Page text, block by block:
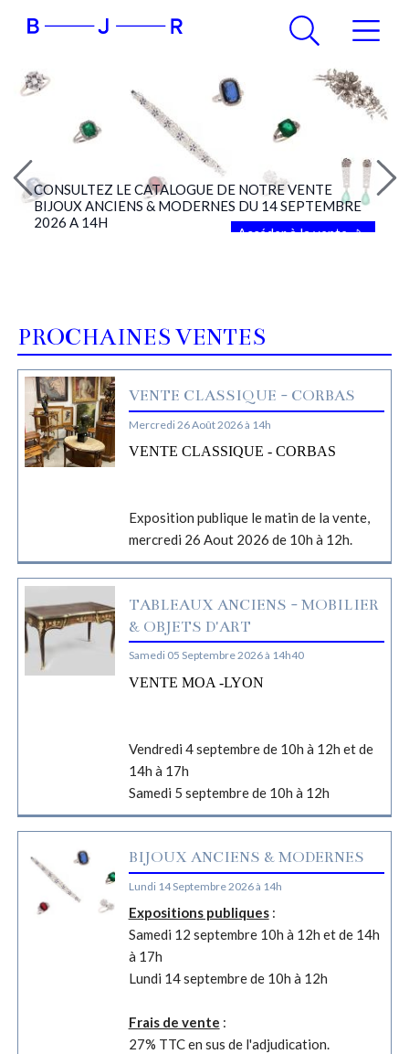
CONSULTEZ LE CATALOGUE DE NOTRE VENTE
BIJOUX ANCIENS & MODERNES DU 14 SEPTEMBRE
2026 A 14H
Accéder à la vente
PROCHAINES VENTES
VENTE CLASSIQUE - CORBAS
Mercredi 26 Août 2026 à 14h
VENTE CLASSIQUE - CORBAS
Exposition publique le matin de la vente,
mercredi 26 Aout 2026 de 10h à 12h.
TABLEAUX ANCIENS - MOBILIER
& OBJETS D'ART
Samedi 05 Septembre 2026 à 14h40
VENTE MOA -LYON
Vendredi 4 septembre de 10h à 12h et de
14h à 17h
Samedi 5 septembre de 10h à 12h
BIJOUX ANCIENS & MODERNES
Lundi 14 Septembre 2026 à 14h
Expositions publiques:
Samedi 12 septembre 10h à 12h et de 14h
à 17h
Lundi 14 septembre de 10h à 12h
Frais de vente :
27% TTC en sus de l'adjudication.